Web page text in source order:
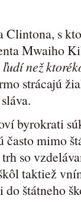
s
Mwaiho
než
strácajú
byrokrati
často mimo
so
taktiež
štátneho